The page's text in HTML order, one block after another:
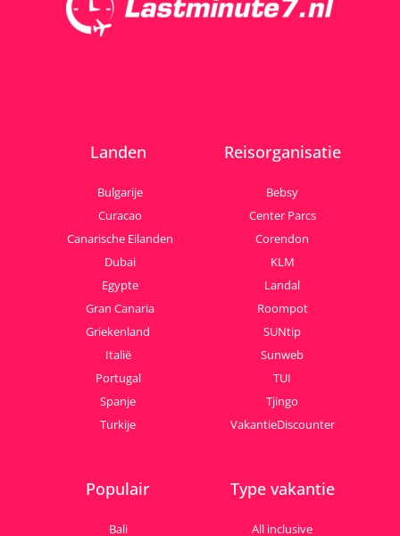
Landen
Bulgarije
Curacao
Canarische Eilanden
Dubai
Egypte
Gran Canaria
Griekenland
Italië
Portugal
Spanje
Turkije
Reisorganisatie
Bebsy
Center Parcs
Corendon
KLM
Landal
Roompot
SUNtip
Sunweb
TUI
Tjingo
VakantieDiscounter
Populair
Bali
Type vakantie
All inclusive